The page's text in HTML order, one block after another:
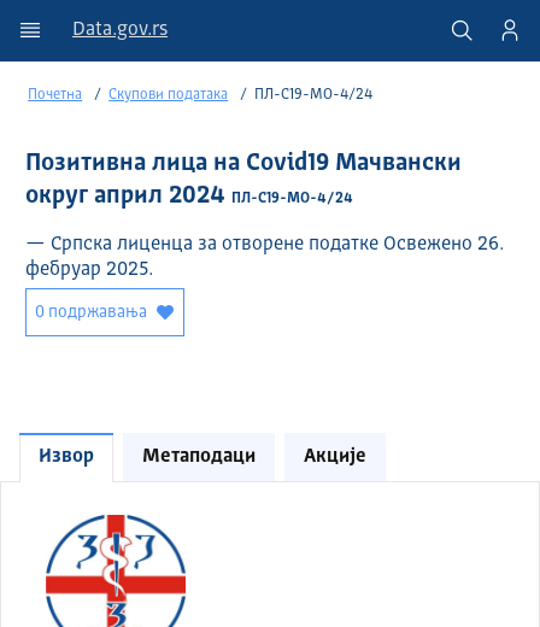
Data.gov.rs
Почетна Скупови података ПЛ-C19-МО-4/24
Позитивна лица на Covid19 Мачвански
округ април 2024
ПЛ-C19-МО-4/24
— Српска лиценца за отворене податке Освежено 26.
фебруар 2025.
0 подржавања
Извор Метаподаци Акције